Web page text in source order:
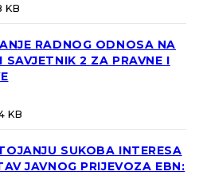
KB
RADNOG ODNOSA NA
SAVJETNIK 2 ZA PRAVNE I
KB
SUKOBA INTERESA
JAVNOG PRIJEVOZA EBN: